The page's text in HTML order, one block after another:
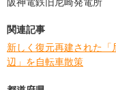
阪神電鉄旧尼崎発電所
関連記事
新しく復元再建された「
辺」を自転車散策